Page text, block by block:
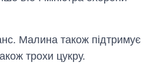
Малина також підтримує
трохи цукру.